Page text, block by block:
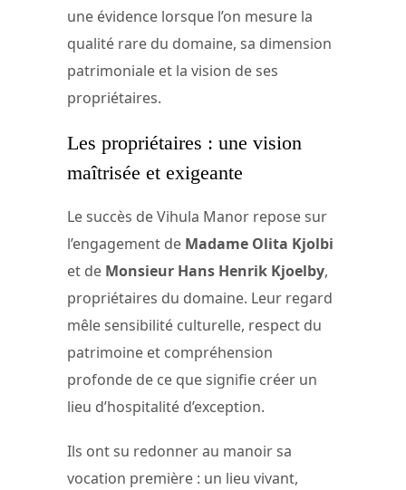
une évidence lorsque l’on mesure la
qualité rare du domaine, sa dimension
patrimoniale et la vision de ses
propriétaires.
Les propriétaires : une vision
maîtrisée et exigeante
Le succès de Vihula Manor repose sur
l’engagement de Madame Olita Kjolbi
et de Monsieur Hans Henrik Kjoelby,
propriétaires du domaine. Leur regard
mêle sensibilité culturelle, respect du
patrimoine et compréhension
profonde de ce que signifie créer un
lieu d’hospitalité d’exception.
Ils ont su redonner au manoir sa
vocation première : un lieu vivant,